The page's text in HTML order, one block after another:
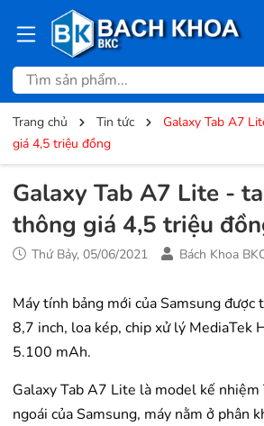
Trang chủ Tin tức
Galaxy Tab A7
giá 4,5 triệu đồng
Galaxy Tab A7 Lite -
thông giá 4,5 triệu
Thứ Bảy, 05/06/2021 Bách Khoa
Máy tính bảng mới của Samsung được
8,7 inch, loa kép, chip xử lý MediaTek
5.100 mAh.
Galaxy Tab A7 Lite là model kế
ngoái của Samsung, máy nằm ở phân